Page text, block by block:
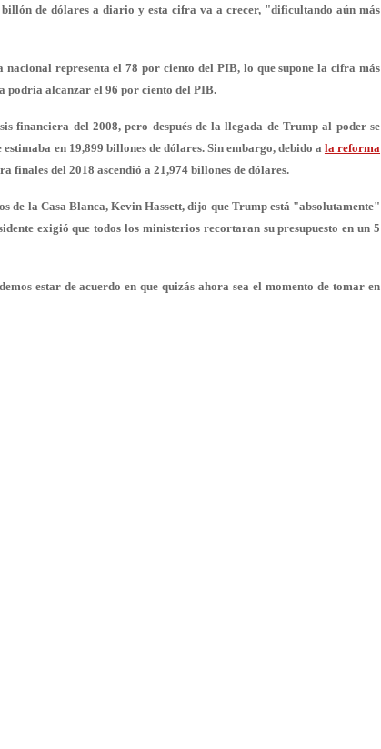
billón de dólares a diario y esta cifra va a crecer, "dificultando aún más
nacional representa el 78 por ciento del PIB, lo que suponela cifra más
podría alcanzar el 96 por ciento del PIB.
financiera del 2008, pero después de la llegada de Trump al poder se
estimaba en 19,899 billones de dólares. Sin embargo, debido a la reforma
finales del 2018 ascendió a 21,974 billones de dólares.
de la Casa Blanca, Kevin Hassett, dijo que Trump está "absolutamente"
exigió que todos los ministerios recortaran su presupuesto en un 5
estar de acuerdo en quequizás ahora sea el momento de tomar en